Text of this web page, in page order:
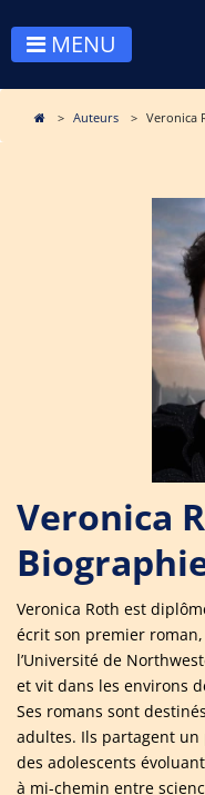
MENU
Auteurs Veronica
Veronica
Veronica Roth est
écrit son premier roman,
l’Université de
et vit dans les environs
Ses romans sont
adultes. Ils partagent
des adolescents
à mi-chemin entre